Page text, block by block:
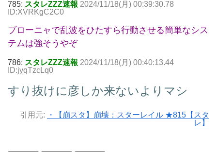
785: スタレZZZ速報 2024/11/18(月) 00:39:30.78
ID:XVRKgC2C0
ブローニャで乱波をひたすら行動させる簡単なシス
テムは強そうやぞ
786: スタレZZZ速報 2024/11/18(月) 00:40:13.44
ID:jyqTzcLq0
すり抜けに彦しか来ないよりマシ
引用元:
・【崩スタ】崩壊：スターレイル ★815【スタ
レ】